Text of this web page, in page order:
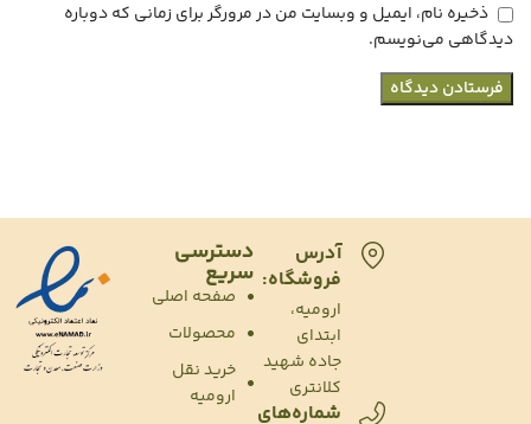
ذخیره نام، ایمیل و وبسایت من در مرورگر برای زمانی که دوباره
دیدگاهی می‌نویسم.
دسترسی
سریع
صفحه اصلی
محصولات
خرید نقل
ارومیه
آدرس
فروشگاه:
ارومیه،
ابتدای
جاده شهید
کلانتری
شماره‌های